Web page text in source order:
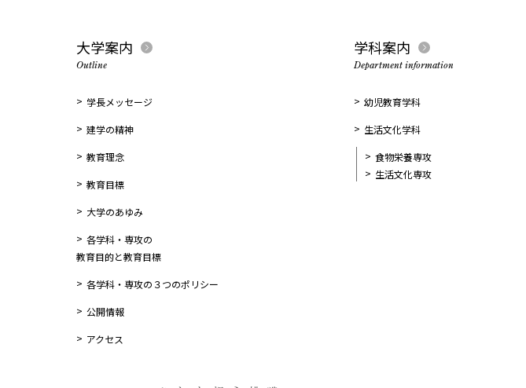
大学案内
Outline
学長メッセージ
建学の精神
教育理念
教育目標
大学のあゆみ
各学科・専攻の
教育目的と教育目標
各学科・専攻の３つのポリシー
公開情報
アクセス
学科案内
Department information
幼児教育学科
生活文化学科
食物栄養専攻
生活文化専攻